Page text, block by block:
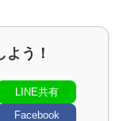
う！
LINE共有
Facebook